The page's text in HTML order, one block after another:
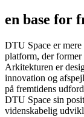
en base for
DTU Space er
platform, der
Arkitekturen er
innovation og
på fremtidens
DTU Space sin
videnskabelig